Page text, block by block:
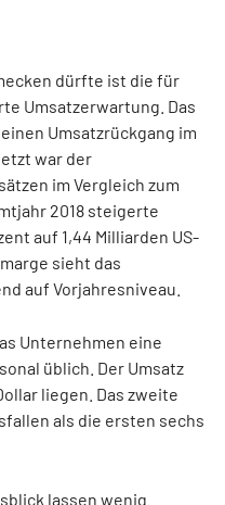
dürfte ist die für
Umsatzerwartung. Das
Umsatzrückgang im
war der
im Vergleich zum
2018 steigerte
auf 1,44 Milliarden US-
sieht das
auf Vorjahresniveau.
Unternehmen eine
üblich. Der Umsatz
liegen. Das zweite
als die ersten sechs
lassen wenig